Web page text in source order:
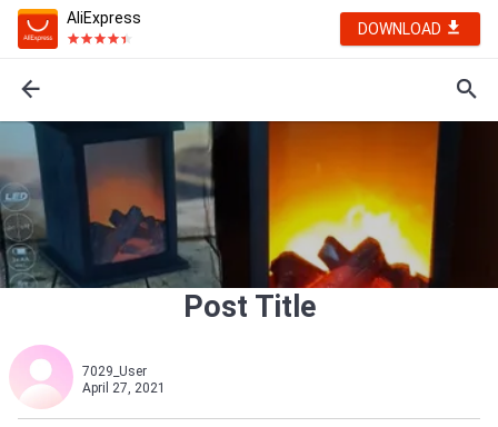
AliExpress
DOWNLOAD
Post Title
7029_User
April 27, 2021